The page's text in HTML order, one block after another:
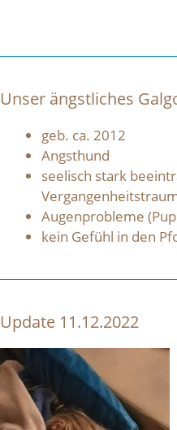
Unser ängstliches
geb. ca. 2012
Angsthund
seelisch stark
Augenprobleme
kein Gefühl in den
Update 11.12.2022